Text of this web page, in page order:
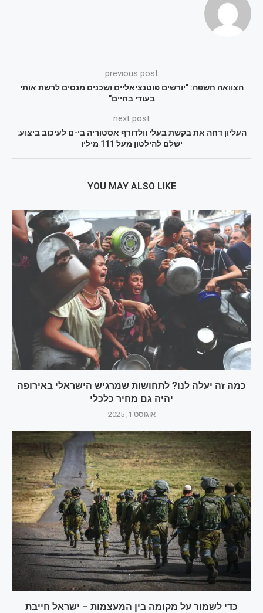
previous post
הצוואה חשפה: "יורשים פוטנציאליים ושכנים מנסים לרשת אותי
בעודי בחיים"
next post
העליון דחה את בקשת בעלי וולדורף אסטוריה בי-ם לעיכוב ביצוע:
ישלם להילטון מעל 111 מיליו
YOU MAY ALSO LIKE
כמה זה יעלה לנו? לתחושות שמרגיש הישראלי באירופה
יהיה גם מחיר כלכלי
אוגוסט 1, 2025
כדי לשמור על מקומה בין המעצמות – ישראל חייבת